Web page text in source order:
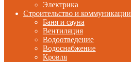
Электрика
Строительство и коммуникации
Баня и сауна
Вентиляция
Водоотведение
Водоснабжение
Кровля